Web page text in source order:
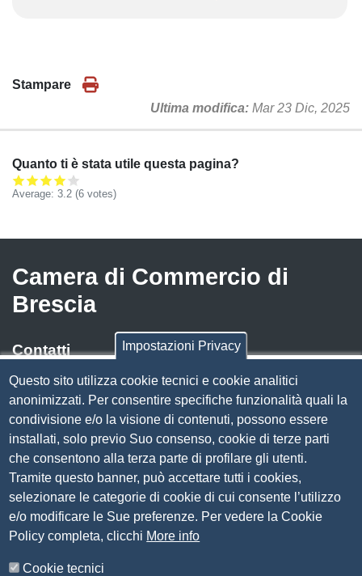
Stampare
Ultima modifica Mar 23 Dic, 2025
Quanto ti è stata utile questa pagina?
Average: 3.2 (6 votes)
Camera di Commercio di
Brescia
Contatti
Via Luigi Einaudi, 23, 25121 Brescia BS
Tel. 030 37251
PECcamera.brescia@bs.legalmail.camcom.it
P.IVA 00859790172
C.F. 80013870177
Contatti
Amministrazione Trasparente
Organizzazione
Impostazioni Privacy
Questo sito utilizza cookie tecnici e cookie analitici
anonimizzati. Per consentire specifiche funzionalità quali la
condivisione e/o la visione di contenuti, possono essere
installati, solo previo Suo consenso, cookie di terze parti
che consentono alla terza parte di profilare gli utenti.
Tramite questo banner, può accettare tutti i cookies,
selezionare le categorie di cookie di cui consente l’utilizzo
e/o modificare le Sue preferenze. Per vedere la Cookie
Policy completa, clicchi More info
Cookie tecnici